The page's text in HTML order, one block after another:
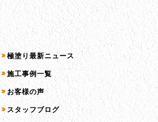
コンテンツ一覧
極塗り最新ニュース
施工事例一覧
お客様の声
スタッフブログ